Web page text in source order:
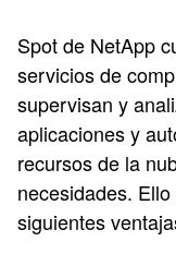
Spot de NetApp
servicios de
supervisan y
aplicaciones y
recursos de la
necesidades.
siguientes